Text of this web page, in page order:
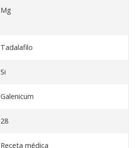
Mg
Tadalafilo
Si
Galenicum
28
Receta médica